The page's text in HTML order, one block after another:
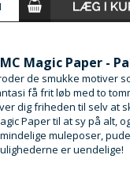
Magic Paper -
de smukke motiver
få frit løb med to
dig friheden til selv at
Paper til at sy på alt,
muleposer,
er uendelige!